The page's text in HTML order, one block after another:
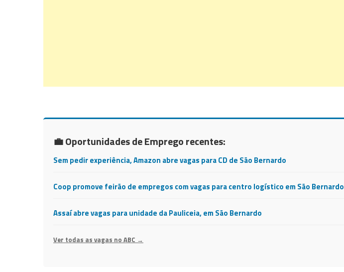
💼 Oportunidades de Emprego recentes:
Sem pedir experiência, Amazon abre vagas para CD de São Bernardo
Coop promove feirão de empregos com vagas para centro logístico em São Bernardo
Assaí abre vagas para unidade da Pauliceia, em São Bernardo
Ver todas as vagas no ABC →